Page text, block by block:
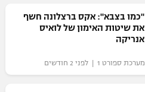
"כמו בצבא": אקס ברצלונה חשף
את שיטות האימון של לואיס
אנריקה
מערכת ספורט 1 | לפני 2 חודשים